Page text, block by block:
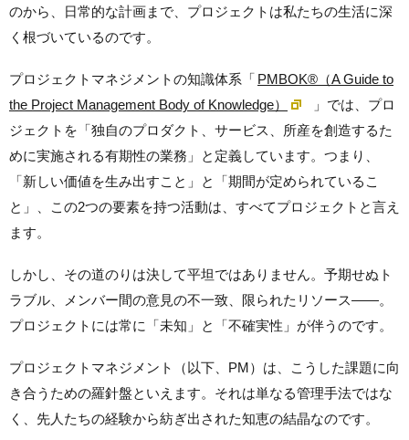
のから、日常的な計画まで、プロジェクトは私たちの生活に深
く根づいているのです。
プロジェクトマネジメントの知識体系「 PMBOK®（A Guide to
the Project Management Body of Knowledge）
」では、プロ
ジェクトを「独自のプロダクト、サービス、所産を創造するた
めに実施される有期性の業務」と定義しています。つまり、
「新しい価値を生み出すこと」と「期間が定められているこ
と」、この2つの要素を持つ活動は、すべてプロジェクトと言え
ます。
しかし、その道のりは決して平坦ではありません。予期せぬト
ラブル、メンバー間の意見の不一致、限られたリソース——。
プロジェクトには常に「未知」と「不確実性」が伴うのです。
プロジェクトマネジメント（以下、PM）は、こうした課題に向
き合うための羅針盤といえます。それは単なる管理手法ではな
く、先人たちの経験から紡ぎ出された知恵の結晶なのです。